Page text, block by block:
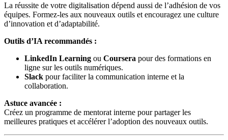
La réussite de votre digitalisation dépend aussi de l’adhésion de vos
équipes. Formez-les aux nouveaux outils et encouragez une culture
d’innovation et d’adaptabilité.
Outils d’IA recommandés :
LinkedIn Learning ou Coursera pour des formations en
ligne sur les outils numériques.
Slack pour faciliter la communication interne et la
collaboration.
Astuce avancée :
Créez un programme de mentorat interne pour partager les
meilleures pratiques et accélérer l’adoption des nouveaux outils.